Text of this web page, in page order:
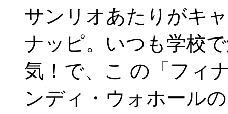
サンリオあたりがキ
ナッピ。いつも学校
気！で、こ の「フィ
ンディ・ウォホール